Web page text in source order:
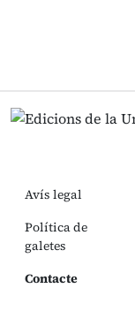
Avís legal
Política de
galetes
Contacte